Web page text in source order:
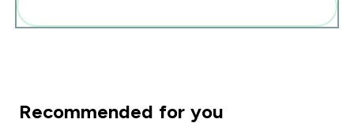
Recommended for you